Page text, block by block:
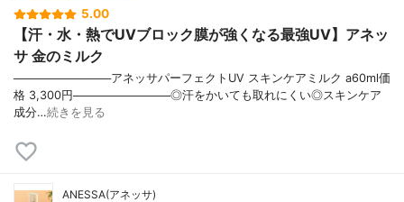
5.00
【汗・水・熱でUVブロック膜が強くなる最強UV】アネッ
サ 金のミルク
────────────アネッサパーフェクトUV スキンケアミルク a60ml価
格 3,300円────────────◎汗をかいても取れにくい◎スキンケア
成分…続きを見る
ANESSA(アネッサ)